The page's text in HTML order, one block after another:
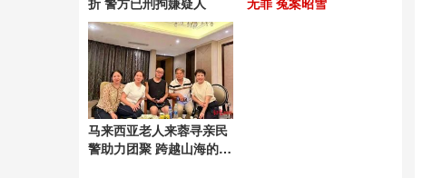
马来西亚老人来蓉寻亲民
警助力团聚 跨越山海的亲